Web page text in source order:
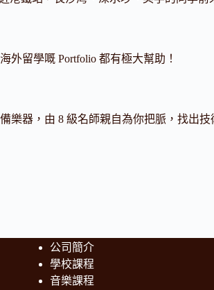
外留學嘅 Portfolio 都有極大幫助！
備樂器，由 8 級名師親自為你把脈，找出
公司簡介
學校課程
音樂課程